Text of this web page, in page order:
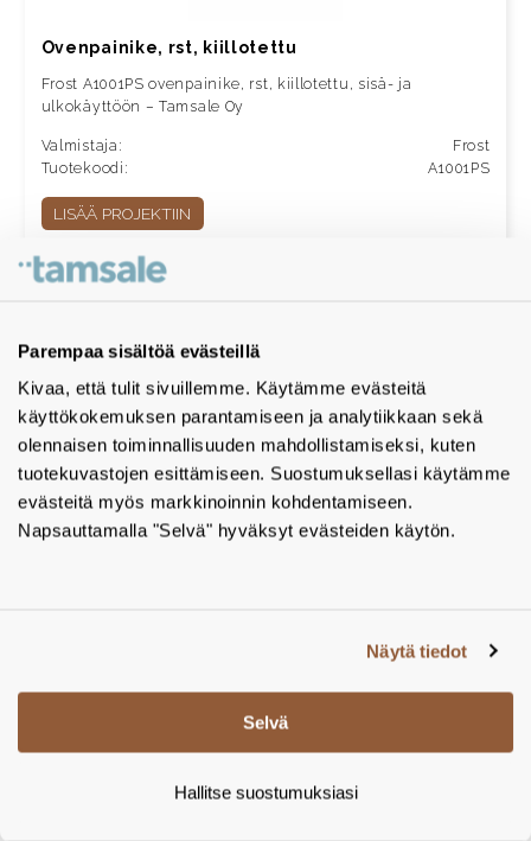
Parempaa sisältöä evästeillä
Kivaa, että tulit sivuillemme. Käytämme evästeitä
käyttökokemuksen parantamiseen ja analytiikkaan sekä
olennaisen toiminnallisuuden mahdollistamiseksi, kuten
tuotekuvastojen esittämiseen. Suostumuksellasi käytämme
evästeitä myös markkinoinnin kohdentamiseen.
Napsauttamalla "Selvä" hyväksyt evästeiden käytön.
Näytä tiedot
Selvä
Hallitse suostumuksiasi
Ovenpainike, rst, kiillotettu
Frost A1001PS ovenpainike, rst, kiillotettu, sisä- ja
ulkokäyttöön – Tamsale Oy
Valmistaja:
Frost
Tuotekoodi:
A1001PS
LISÄÄ PROJEKTIIN
Ovenpainike, rst, kiillotettu